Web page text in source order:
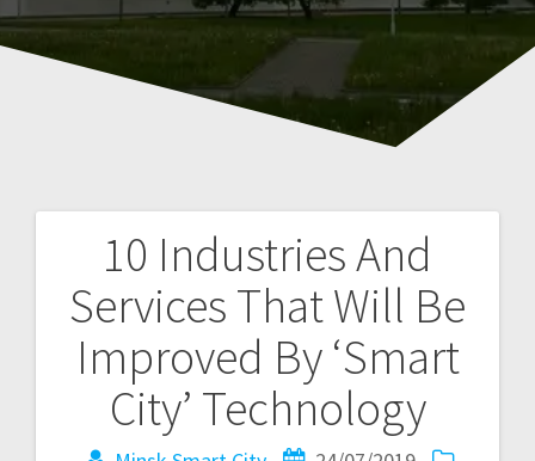
10 Industries And
Services That Will Be
Improved By ‘Smart
City’ Technology
Навигация
по
записям